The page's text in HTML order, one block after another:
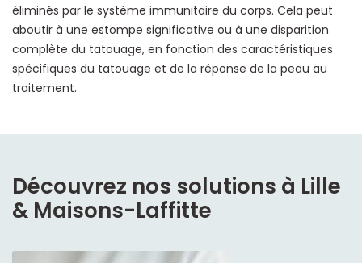
éliminés par le système immunitaire du corps. Cela peut
aboutir à une estompe significative ou à une disparition
complète du tatouage, en fonction des caractéristiques
spécifiques du tatouage et de la réponse de la peau au
traitement.
Découvrez nos solutions à Lille
& Maisons-Laffitte